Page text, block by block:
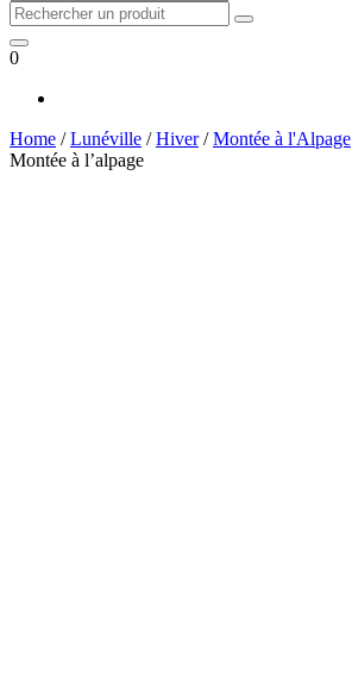
0
Home /Lunéville /Hiver/Montée à l'Alpage
Montée à l’alpage